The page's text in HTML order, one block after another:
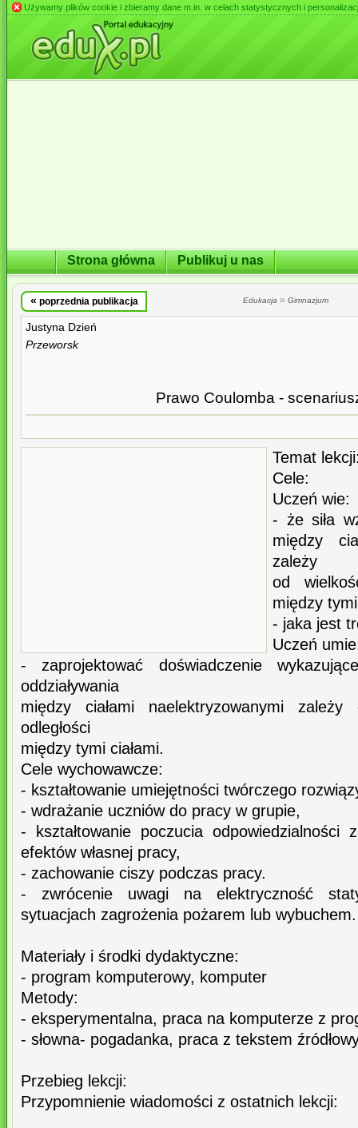
Używamy plików cookie i zbieramy dane m.in. w celach statystycznych i
Strona główna Publikuj u nas
« poprzednia publikacja Edukacja » Gimnazjum
Justyna Dzień
Przeworsk
Prawo Coulomba -
Temat
Cele:
Uczeń wie:
- że siła
między
zależy
od
między
- jaka jest
Uczeń
- zaprojektować doświadczenie
oddziaływania
między ciałami naelektryzowanymi
odległości
między tymi ciałami.
Cele wychowawcze:
- kształtowanie umiejętności twórczego
- wdrażanie uczniów do pracy w grupie,
- kształtowanie poczucia odpowiedzialności
efektów własnej pracy,
- zachowanie ciszy podczas pracy.
- zwrócenie uwagi na elektryczność
sytuacjach zagrożenia pożarem lub wybuchem.
Materiały i środki dydaktyczne:
- program komputerowy, komputer
Metody:
- eksperymentalna, praca na komputerze z
- słowna- pogadanka, praca z tekstem
Przebieg lekcji:
Przypomnienie wiadomości z ostatnich lekcji: